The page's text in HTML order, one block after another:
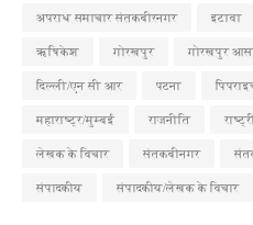
अपराध समाचार संतकबीरनगर इटावा
ऋषिकेश गोरखपुर गोरखपुर
दिल्ली/एन सी आर पटना
महाराष्ट्र/मुम्बई राजनीति
लेखक के विचार संतकबीनगर
संपादकीय संपादकीय/लेखक के विचार